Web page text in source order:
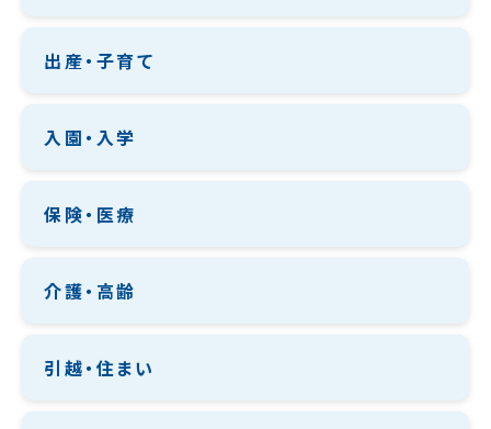
出産・子育て
入園・入学
保険・医療
介護・高齢
引越・住まい